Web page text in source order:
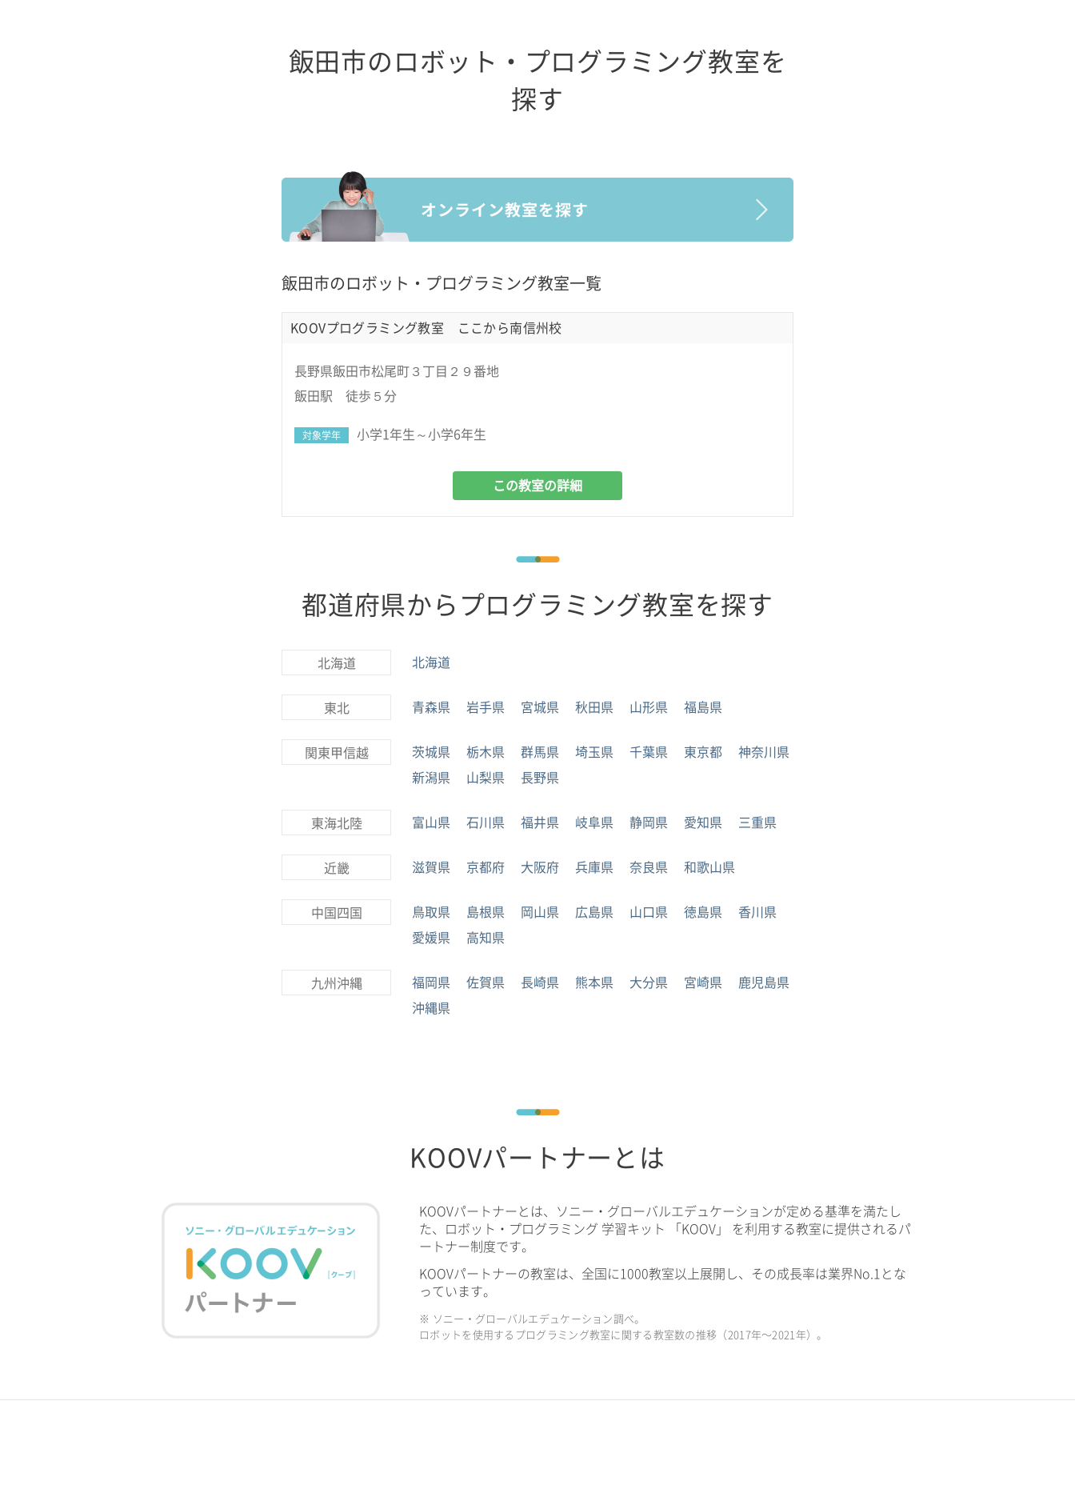
飯田市のロボット・プログラミング教室を
探す
飯田市のロボット・プログラミング教室一覧
KOOVプログラミング教室 ここから南信州校
長野県飯田市松尾町３丁目２９番地
飯田駅 徒歩５分
対象学年 小学1年生～小学6年生
この教室の詳細
都道府県からプログラミング教室を探す
北海道 北海道
東北 青森県 岩手県 宮城県 秋田県 山形県 福島県
関東甲信越 茨城県 栃木県 群馬県 埼玉県 千葉県 東京都
神奈川県
新潟県
山梨県 長野県
東海北陸 富山県 石川県 福井県 岐阜県 静岡県 愛知県 三重県
近畿 滋賀県 京都府 大阪府 兵庫県 奈良県 和歌山県
中国四国 鳥取県 島根県 岡山県 広島県 山口県 徳島県
香川県
愛媛県
高知県
九州沖縄 福岡県 佐賀県 長崎県 熊本県 大分県 宮崎県
鹿児島県
沖縄県
KOOVパートナーとは
KOOVパートナーとは、ソニー・グローバルエデュケーションが定める基準を満たし
た、ロボット・プログラミング 学習キット 「KOOV」 を利用する教室に提供されるパ
ートナー制度です。
KOOVパートナーの教室は、全国に1000教室以上展開し、その成長率は業界No.1とな
っています。
※ ソニー・グローバルエデュケーション調べ。
ロボットを使用するプログラミング教室に関する教室数の推移（2017年〜2021年）。